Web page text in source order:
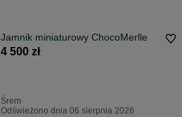
Jamnik miniaturowy ChocoMerlle
4 500 zł
Śrem
Odświeżono dnia 06 sierpnia 2026